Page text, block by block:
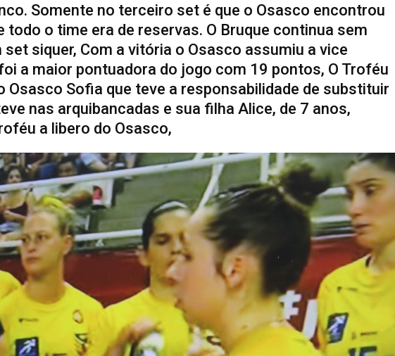
Somente no terceiro set é que o Osasco encontrou
todo o time era de reservas. O Bruque continua sem
siquer, Com a vitória o Osasco assumiu a vice
a maior pontuadora do jogo com 19 pontos, O Troféu
Osasco Sofia que teve a responsabilidade de substituir
nas arquibancadas e sua filha Alice, de 7 anos,
a libero do Osasco,